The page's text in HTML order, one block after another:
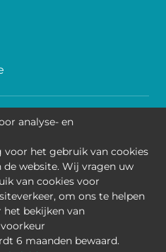
Koningin Fabiola • Jean-
analyse- en
het gebruik van cookies
website. Wij vragen uw
van cookies voor
om ons te helpen
het bekijken van
6 maanden bewaard.